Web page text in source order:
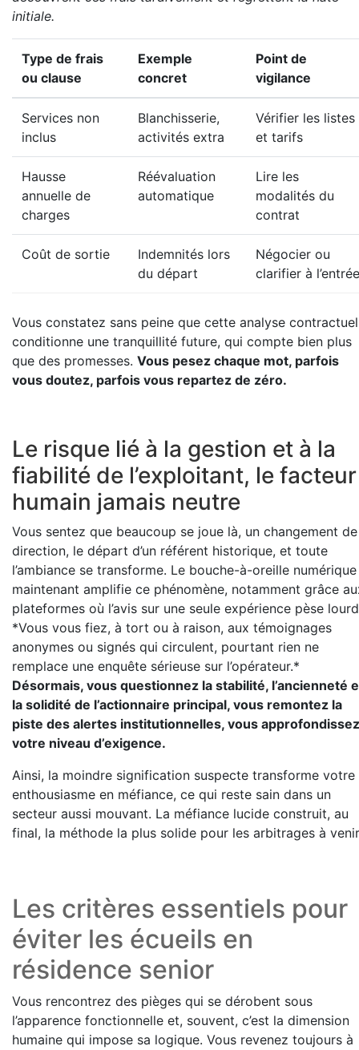
initiale.
Type de frais
ou clause
Exemple
concret
Point de
vigilance
Services non
inclus
Blanchisserie,
activités extra
Vérifier les listes
et tarifs
Hausse
annuelle de
charges
Réévaluation
automatique
Lire les
modalités du
contrat
Coût de sortie
Indemnités lors
du départ
Négocier ou
clarifier à l’entrée
Vous constatez sans peine que cette analyse
conditionne une tranquillité future, qui compte bien plus
que des promesses. Vous pesez chaque mot, parfois
vous doutez, parfois vous repartez de zéro.
Le risque lié à la gestion et à la
fiabilité de l’exploitant, le facteur
humain jamais neutre
Vous sentez que beaucoup se joue là, un changement de
direction, le départ d’un référent historique, et toute
l’ambiance se transforme. Le bouche-à-oreille numérique
maintenant amplifie ce phénomène, notamment grâce
plateformes où l’avis sur une seule expérience pèse
*Vous vous fiez, à tort ou à raison, aux témoignages
anonymes ou signés qui circulent, pourtant rien ne
remplace une enquête sérieuse sur l’opérateur.*
Désormais, vous questionnez la stabilité, l’ancienneté
la solidité de l’actionnaire principal, vous remontez la
piste des alertes institutionnelles, vous approfondissez
votre niveau d’exigence.
Ainsi, la moindre signification suspecte transforme votre
enthousiasme en méfiance, ce qui reste sain dans un
secteur aussi mouvant. La méfiance lucide construit, au
final, la méthode la plus solide pour les arbitrages à
Les critères essentiels pour
éviter les écueils en
résidence senior
Vous rencontrez des pièges qui se dérobent sous
l’apparence fonctionnelle et, souvent, c’est la dimension
humaine qui impose sa logique. Vous revenez toujours à